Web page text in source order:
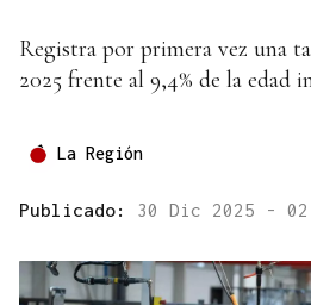
Registra por primera vez una
2025 frente al 9,4% de la edad
La Región
Publicado: 30 Dic 2025 -